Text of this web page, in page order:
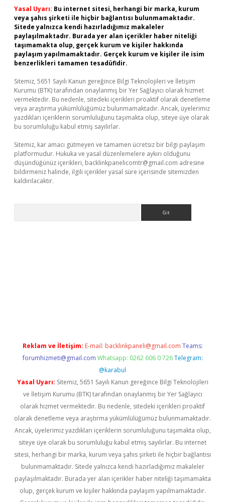
Yasal Uyarı: Bu internet sitesi, herhangi bir marka, kurum
veya şahıs şirketi ile hiçbir bağlantısı bulunmamaktadır.
Sitede yalnızca kendi hazırladığımız makaleler
paylaşılmaktadır. Burada yer alan içerikler haber niteliği
taşımamakta olup, gerçek kurum ve kişiler hakkında
paylaşım yapılmamaktadır. Gerçek kurum ve kişiler ile isim
benzerlikleri tamamen tesadüfidir.
Sitemiz, 5651 Sayılı Kanun gereğince Bilgi Teknolojileri ve İletişim
Kurumu (BTK) tarafından onaylanmış bir Yer Sağlayıcı olarak hizmet
vermektedir. Bu nedenle, sitedeki içerikleri proaktif olarak denetleme
veya araştırma yükümlülüğümüz bulunmamaktadır. Ancak, üyelerimiz
yazdıkları içeriklerin sorumluluğunu taşımakta olup, siteye üye olarak
bu sorumluluğu kabul etmiş sayılırlar.
Sitemiz, kar amacı gütmeyen ve tamamen ücretsiz bir bilgi paylaşım
platformudur. Hukuka ve yasal düzenlemelere aykırı olduğunu
düşündüğünüz içerikleri, backlinkpanelicomtr@gmail.com adresine
bildirmeniz halinde, ilgili içerikler yasal süre içerisinde sitemizden
kaldırılacaktır.
Reklam ve İletişim: E-mail: backlinkpaneli@gmail.com Teams:
forumhizmeti@gmail.com Whatsapp: 0262 606 0 726 Telegram:
@karabul
Yasal Uyarı: Sitemiz, 5651 Sayılı Kanun gereğince Bilgi Teknolojileri
ve İletişim Kurumu (BTK) tarafından onaylanmış bir Yer Sağlayıcı
olarak hizmet vermektedir. Bu nedenle, sitedeki içerikleri proaktif
olarak denetleme veya araştırma yükümlülüğümüz bulunmamaktadır.
Ancak, üyelerimiz yazdıkları içeriklerin sorumluluğunu taşımakta olup,
siteye üye olarak bu sorumluluğu kabul etmiş sayılırlar. Bu internet
sitesi, herhangi bir marka, kurum veya şahıs şirketi ile hiçbir bağlantısı
bulunmamaktadır. Sitede yalnızca kendi hazırladığımız makaleler
paylaşılmaktadır. Burada yer alan içerikler haber niteliği taşımamakta
olup, gerçek kurum ve kişiler hakkında paylaşım yapılmamaktadır.